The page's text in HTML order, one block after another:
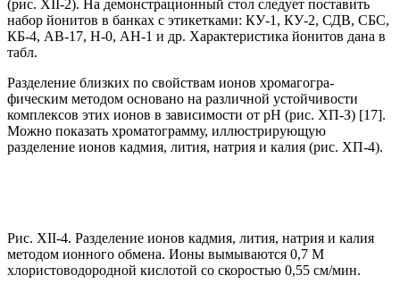
(рис. XII-2). На демонстрационный стол следует поставить
набор йонитов в банках с этикетками: КУ-1, КУ-2, СДВ, СБС,
КБ-4, АВ-17, Н-0, АН-1 и др. Характеристика йонитов дана в
табл.
Разделение близких по свойствам ионов хромагогра-
фическим методом основано на различной устойчивости
комплексов этих ионов в зависимости от рН (рис. ХП-З) [17].
Можно показать хроматограмму, иллюстрирующую
разделение ионов кадмия, лития, натрия и калия (рис. ХП-4).
Рис. XII-4. Разделение ионов кадмия, лития, натрия и калия
методом ионного обмена. Ионы вымываются 0,7 М
хлористоводородной кислотой со скоростью 0,55 см/мин.